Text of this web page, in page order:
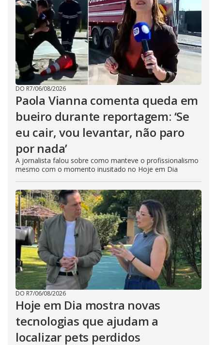
DO R7/06/08/2026
Paola Vianna comenta queda em
bueiro durante reportagem: ‘Se
eu cair, vou levantar, não paro
por nada’
A jornalista falou sobre como manteve o profissionalismo
mesmo com o momento inusitado no Hoje em Dia
DO R7/06/08/2026
Hoje em Dia mostra novas
tecnologias que ajudam a
localizar pets perdidos